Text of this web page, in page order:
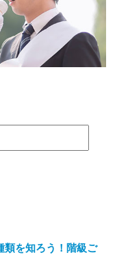
類を知ろう！階級ご